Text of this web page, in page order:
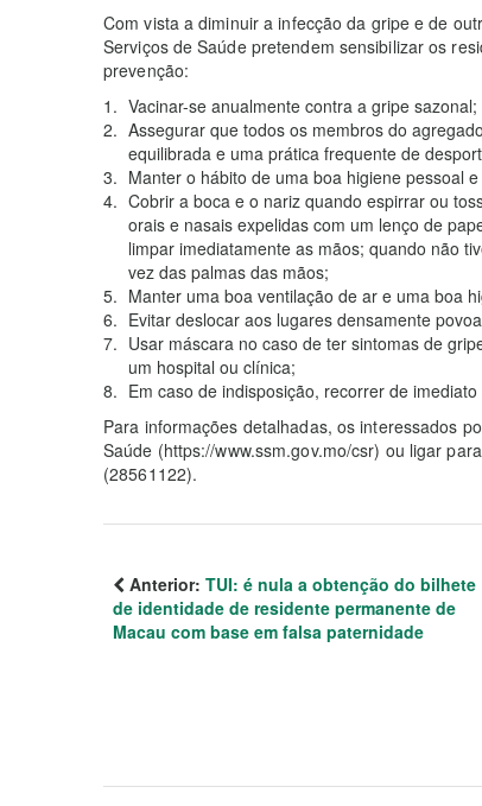
Com vista a diminuir a infecção da gripe e de
Serviços de Saúde pretendem sensibilizar os
prevenção:
Vacinar-se anualmente contra a gripe sazonal;
Assegurar que todos os membros do
equilibrada e uma prática frequente de
Manter o hábito de uma boa higiene pessoal
Cobrir a boca e o nariz quando espirrar ou
orais e nasais expelidas com um lenço de
limpar imediatamente as mãos; quando não
vez das palmas das mãos;
Manter uma boa ventilação de ar e uma boa
Evitar deslocar aos lugares densamente
Usar máscara no caso de ter sintomas de
um hospital ou clínica;
Em caso de indisposição, recorrer de
Para informações detalhadas, os interessados
Saúde (https://www.ssm.gov.mo/csr) ou ligar
(28561122).
Anterior: TUI: é nula a obtenção do bilhete
de identidade de residente permanente de
Macau com base em falsa paternidade